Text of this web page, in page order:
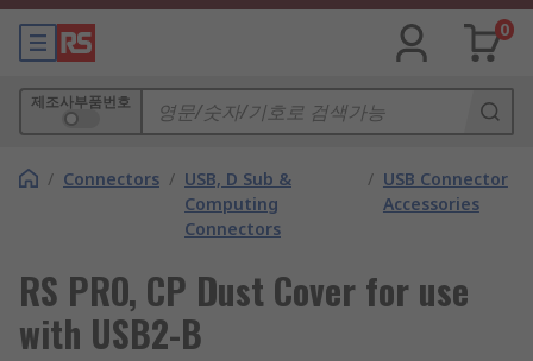
0
제조사부품번호
/ Connectors / USB, D Sub &
Computing
Connectors
/ USB Connector
Accessories
RS PRO, CP Dust Cover for use
with USB2-B